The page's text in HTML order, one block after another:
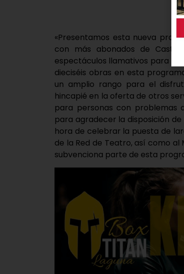
«Presentamos esta nueva
con más abonados de
espectáculos llamativos para
dieciséis obras en esta
un amplio rango para el
hincapié en la oferta de otros
para personas con problemas
para agradecer la disposición
hora de celebrar la puesta de
de la Red de Teatro, así como al
subvenciona parte de esta